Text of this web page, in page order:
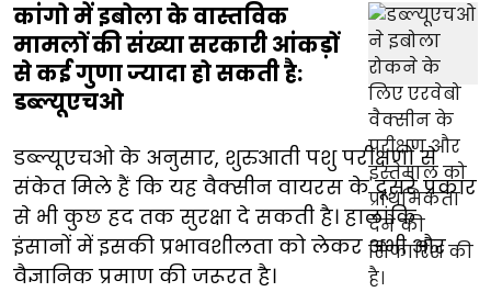
कांगो में इबोला के वास्तविक
मामलों की संख्या सरकारी आंकड़ों
से कई गुणा ज्यादा हो सकती है:
डब्ल्यूएचओ
डब्ल्यूएचओ के अनुसार, शुरुआती पशु परीक्षणों से
संकेत मिले हैं कि यह वैक्सीन वायरस के दूसरे प्रकार
से भी कुछ हद तक सुरक्षा दे सकती है। हालांकि
इंसानों में इसकी प्रभावशीलता को लेकर अभी और
वैज्ञानिक प्रमाण की जरूरत है।